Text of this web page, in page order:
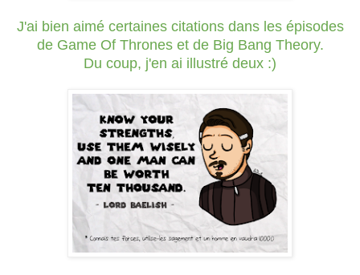
J'ai bien aimé certaines citations dans les épisodes
de Game Of Thrones et de Big Bang Theory.
Du coup, j'en ai illustré deux :)